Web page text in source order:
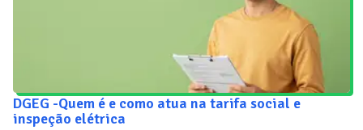
DGEG -Quem é e como atua na tarifa social e
inspeção elétrica